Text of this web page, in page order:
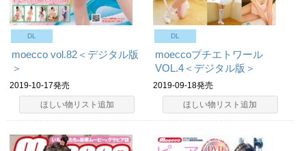
DL
moecco vol.82＜デジタル版
＞
2019-10-17発売
ほしい物リスト追加
DL
moeccoプチエトワール
VOL.4＜デジタル版＞
2019-09-18発売
ほしい物リスト追加